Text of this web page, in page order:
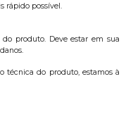
rápido possível.
produto. Deve estar em sua
técnica do produto, estamos à